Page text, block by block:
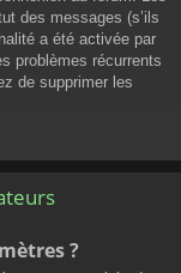
des messages (s’ils
a été activée par
problèmes récurrents
de supprimer les
?